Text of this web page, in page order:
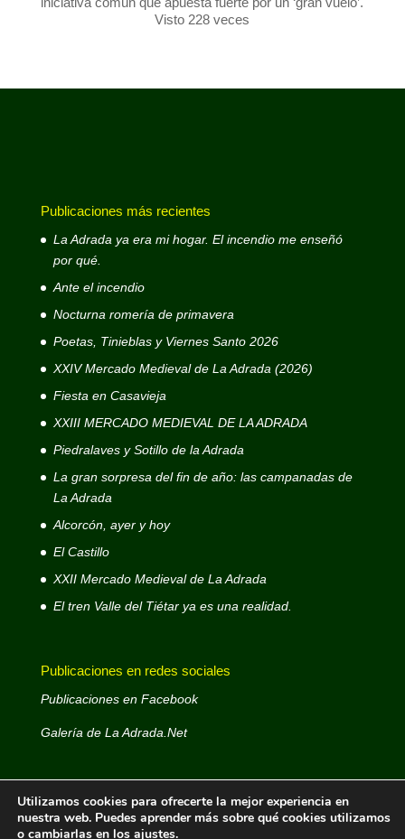
Visto 228 veces
Publicaciones más recientes
La Adrada ya era mi hogar. El incendio me enseñó
por qué.
Ante el incendio
Nocturna romería de primavera
Poetas, Tinieblas y Viernes Santo 2026
XXIV Mercado Medieval de La Adrada (2026)
Fiesta en Casavieja
XXIII MERCADO MEDIEVAL DE LA ADRADA
Piedralaves y Sotillo de la Adrada
La gran sorpresa del fin de año: las campanadas de
La Adrada
Alcorcón, ayer y hoy
El Castillo
XXII Mercado Medieval de La Adrada
El tren Valle del Tiétar ya es una realidad.
Publicaciones en redes sociales
Publicaciones en Facebook
Galería de La Adrada.Net
Utilizamos cookies para ofrecerte la mejor experiencia en
nuestra web. Puedes aprender más sobre qué cookies utilizamos
o cambiarlas en los ajustes.